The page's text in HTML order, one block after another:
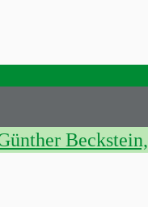
Beckstein,